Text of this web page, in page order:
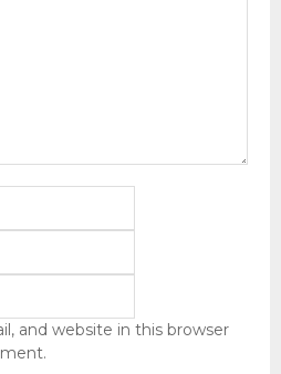
and website in this browser